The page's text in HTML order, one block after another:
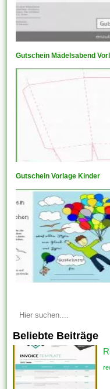
Gutschein Mädelsabend
Gutschein Vorlage Kinder
Beliebte Beiträge